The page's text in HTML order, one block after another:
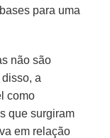
para uma
não são
a
como
que surgiram
em relação